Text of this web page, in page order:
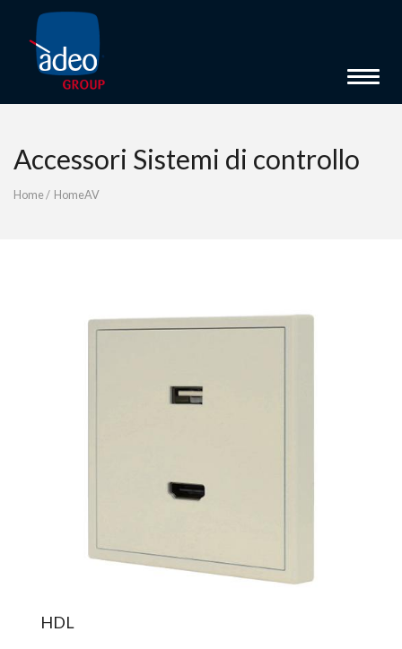
Toggle
Accessori Sistemi di controllo
Home/ HomeAV
HDL